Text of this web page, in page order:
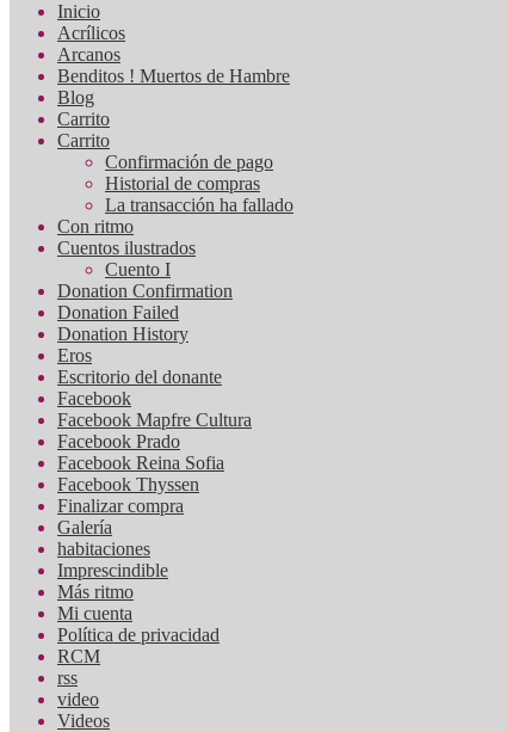
Inicio
Acrílicos
Arcanos
Benditos ! Muertos de Hambre
Blog
Carrito
Carrito
Confirmación de pago
Historial de compras
La transacción ha fallado
Con ritmo
Cuentos ilustrados
Cuento I
Donation Confirmation
Donation Failed
Donation History
Eros
Escritorio del donante
Facebook
Facebook Mapfre Cultura
Facebook Prado
Facebook Reina Sofia
Facebook Thyssen
Finalizar compra
Galería
habitaciones
Imprescindible
Más ritmo
Mi cuenta
Política de privacidad
RCM
rss
video
Videos